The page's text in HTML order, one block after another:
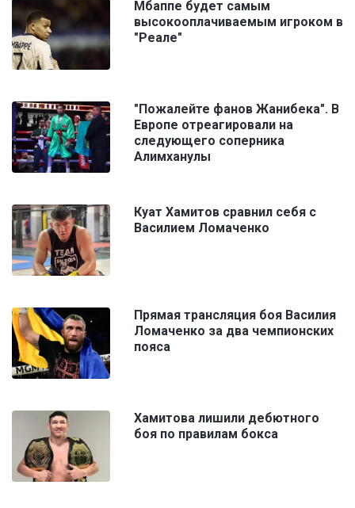
Мбаппе будет самым
высокооплачиваемым игроком в
"Реале"
"Пожалейте фанов Жанибека". В
Европе отреагировали на
следующего соперника
Алимханулы
Куат Хамитов сравнил себя с
Василием Ломаченко
Прямая трансляция боя Василия
Ломаченко за два чемпионских
пояса
Хамитова лишили дебютного
боя по правилам бокса